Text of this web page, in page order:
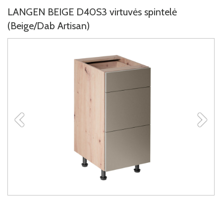
LANGEN BEIGE D40S3 virtuvės spintelė
(Beige/Dab Artisan)